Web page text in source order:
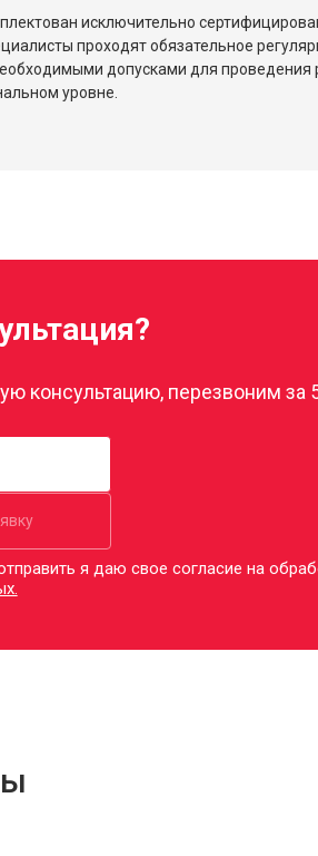
исключительно
проходят обязательное
допусками для проведения
уровне.
консультацию, перезвоним за
я даю свое согласие на